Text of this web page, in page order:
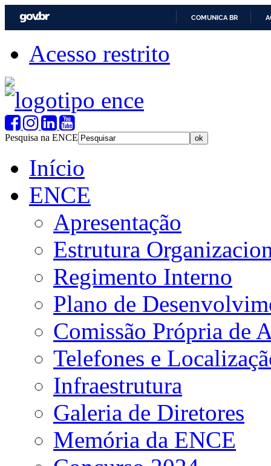
COMUNICA BR
Acesso restrito
Pesquisa na ENCE
Início
ENCE
Apresentação
Estrutura
Regimento Interno
Plano de
Comissão Própria de
Telefones e
Infraestrutura
Galeria de Diretores
Memória da ENCE